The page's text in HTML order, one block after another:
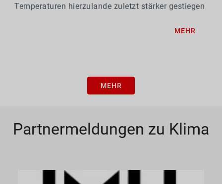
Temperaturen hierzulande zuletzt stärker gestiegen
MEHR
MEHR
Partnermeldungen zu Klima